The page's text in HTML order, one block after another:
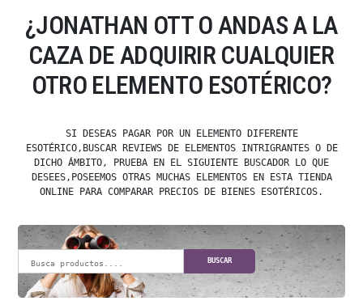
¿JONATHAN OTT O ANDAS A LA
CAZA DE ADQUIRIR CUALQUIER
OTRO ELEMENTO ESOTÉRICO?
SI DESEAS PAGAR POR UN ELEMENTO DIFERENTE
ESOTÉRICO,BUSCAR REVIEWS DE ELEMENTOS INTRIGRANTES O DE
DICHO ÁMBITO, PRUEBA EN EL SIGUIENTE BUSCADOR LO QUE
DESEES,POSEEMOS OTRAS MUCHAS ELEMENTOS EN ESTA TIENDA
ONLINE PARA COMPARAR PRECIOS DE BIENES ESOTÉRICOS.
BUSCAR